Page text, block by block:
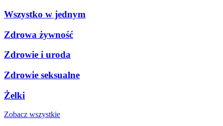
Wszystko w jednym
Zdrowa żywność
Zdrowie i uroda
Zdrowie seksualne
Żelki
Zobacz wszystkie